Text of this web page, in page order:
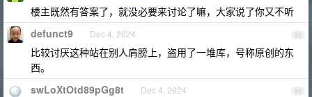
楼主既然有答案了，就没必要来讨论了嘛，大家说了你又不听
93
defunct9 Dec 4, 2024
比较讨厌这种站在别人肩膀上，盗用了一堆库，号称原创的东
西。
94
swLoXtOtd89pGg8t Dec 4, 2024